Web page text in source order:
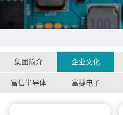
集团简介 企业文化
富信半导体 富捷电子